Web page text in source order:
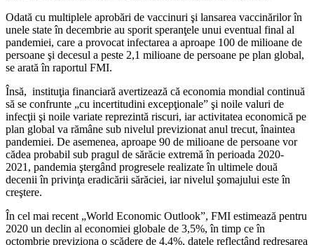
Odată cu multiplele aprobări de vaccinuri şi lansarea vaccinărilor în
unele state în decembrie au sporit speranţele unui eventual final al
pandemiei, care a provocat infectarea a aproape 100 de milioane de
persoane şi decesul a peste 2,1 milioane de persoane pe plan global,
se arată în raportul FMI.
Însă, instituţia financiară avertizează că economia mondial continuă
să se confrunte „cu incertitudini excepţionale” şi noile valuri de
infecţii şi noile variate reprezintă riscuri, iar activitatea economică pe
plan global va rămâne sub nivelul previzionat anul trecut, înaintea
pandemiei. De asemenea, aproape 90 de milioane de persoane vor
cădea probabil sub pragul de sărăcie extremă în perioada 2020-
2021, pandemia ştergând progresele realizate în ultimele două
decenii în privinţa eradicării sărăciei, iar nivelul şomajului este în
creştere.
În cel mai recent „World Economic Outlook”, FMI estimează pentru
2020 un declin al economiei globale de 3,5%, în timp ce în
octombrie previziona o scădere de 4,4%, datele reflectând redresarea